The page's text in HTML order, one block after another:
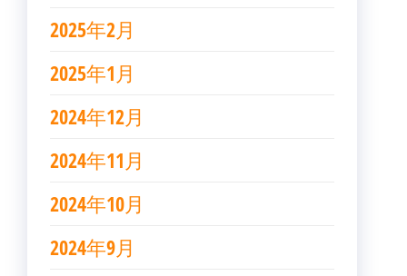
2025年2月
2025年1月
2024年12月
2024年11月
2024年10月
2024年9月